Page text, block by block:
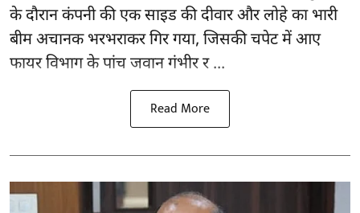
के दौरान कंपनी की एक साइड की दीवार और लोहे का भारी
बीम अचानक भरभराकर गिर गया, जिसकी चपेट में आए
फायर विभाग के पांच जवान गंभीर र ...
Read More